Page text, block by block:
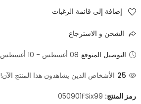
إضافة إلى قائمة الرغبات
الشحن و الاسترجاع
التوصيل المتوقع 08 أغسطس - 10 أغسطس
25 الأشخاص الذين يشاهدون هذا المنتج الآن!
رمز المنتج: 050901FSix99